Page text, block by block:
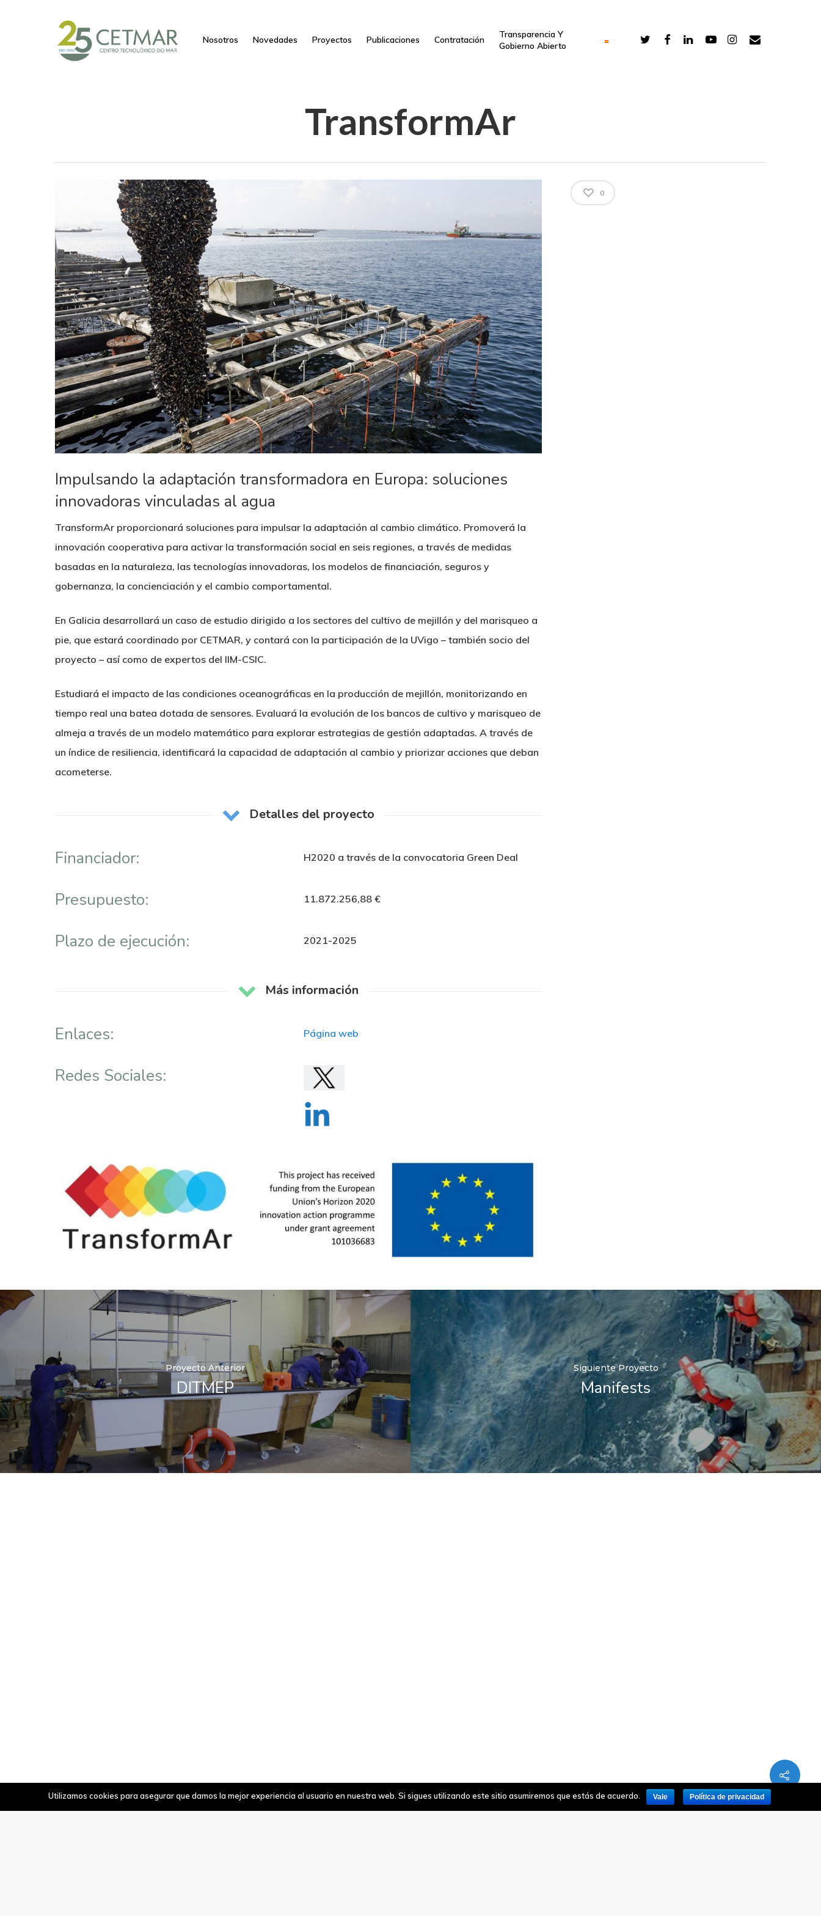
Hit enter to search or ESC to close
Nosotros Novedades Proyectos Publicaciones Contratación
Transparencia Y
Gobierno Abierto
TransformAr
Impulsando la adaptación transformadora en Europa: soluciones
innovadoras vinculadas al agua
TransformAr proporcionará soluciones para impulsar la adaptación al cambio climático. Promoverá la
innovación cooperativa para activar la transformación social en seis regiones, a través de medidas
basadas en la naturaleza, las tecnologías innovadoras, los modelos de financiación, seguros y
gobernanza, la concienciación y el cambio comportamental.
En Galicia desarrollará un caso de estudio dirigido a los sectores del cultivo de mejillón y del marisqueo a
pie, que estará coordinado por CETMAR, y contará con la participación de la UVigo – también socio del
proyecto – así como de expertos del IIM-CSIC.
Estudiará el impacto de las condiciones oceanográficas en la producción de mejillón, monitorizando en
tiempo real una batea dotada de sensores. Evaluará la evolución de los bancos de cultivo y marisqueo de
almeja a través de un modelo matemático para explorar estrategias de gestión adaptadas. A través de
un índice de resiliencia, identificará la capacidad de adaptación al cambio y priorizar acciones que deban
acometerse.
Detalles del proyecto
Financiador: H2020 a través de la convocatoria Green Deal
Presupuesto: 11.872.256,88 €
Plazo de ejecución: 2021-2025
Más información
Enlaces: Página web
Redes Sociales:
0
Proyecto Anterior
DITMEP
Siguiente Proyecto
Manifests
Utilizamos cookies para asegurar que damos la mejor experiencia al usuario en nuestra web. Si sigues utilizando este sitio asumiremos que estás de acuerdo. Vale Política de privacidad